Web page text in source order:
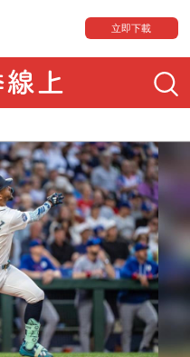
立即下載